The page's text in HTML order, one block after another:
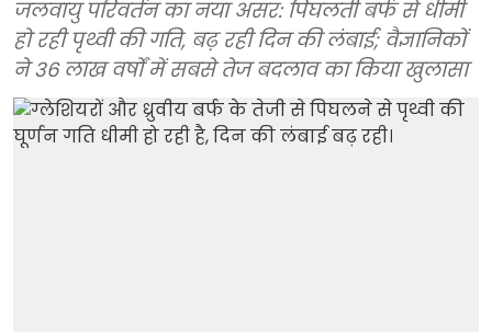
जलवायु परिवर्तन का नया असर: पिघलती बर्फ से धीमी
हो रही पृथ्वी की गति, बढ़ रही दिन की लंबाई; वैज्ञानिकों
ने 36 लाख वर्षों में सबसे तेज बदलाव का किया खुलासा